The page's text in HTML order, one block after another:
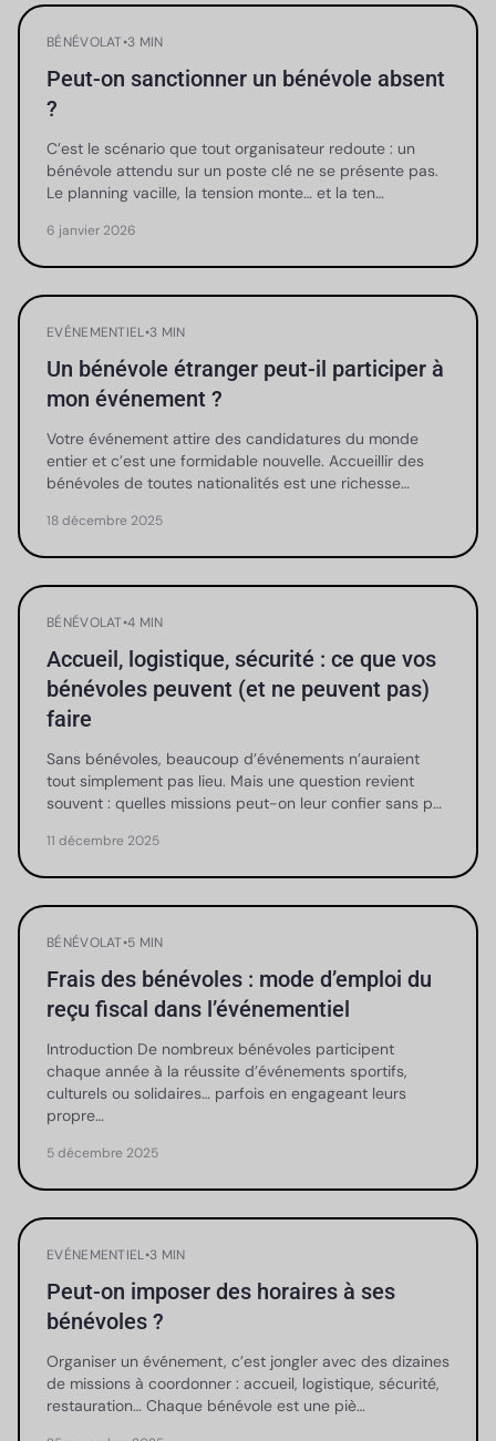
BÉNÉVOLAT•3 MIN
Peut-on sanctionner un bénévole absent
?
C’est le scénario que tout organisateur redoute : un
bénévole attendu sur un poste clé ne se présente pas.
Le planning vacille, la tension monte… et la ten…
6 janvier 2026
EVÉNEMENTIEL•3 MIN
Un bénévole étranger peut-il participer à
mon événement ?
Votre événement attire des candidatures du monde
entier et c’est une formidable nouvelle. Accueillir des
bénévoles de toutes nationalités est une richesse…
18 décembre 2025
BÉNÉVOLAT•4 MIN
Accueil, logistique, sécurité : ce que vos
bénévoles peuvent (et ne peuvent pas)
faire
Sans bénévoles, beaucoup d’événements n’auraient
tout simplement pas lieu. Mais une question revient
souvent : quelles missions peut-on leur confier sans p…
11 décembre 2025
BÉNÉVOLAT•5 MIN
Frais des bénévoles : mode d’emploi du
reçu fiscal dans l’événementiel
Introduction De nombreux bénévoles participent
chaque année à la réussite d’événements sportifs,
culturels ou solidaires… parfois en engageant leurs
propre…
5 décembre 2025
EVÉNEMENTIEL•3 MIN
Peut-on imposer des horaires à ses
bénévoles ?
Organiser un événement, c’est jongler avec des dizaines
de missions à coordonner : accueil, logistique, sécurité,
restauration… Chaque bénévole est une piè…